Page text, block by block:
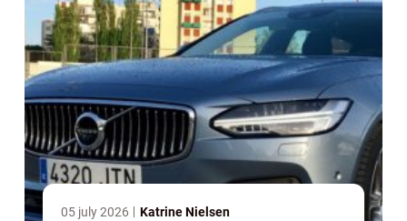
05 july 2026 Katrine Nielsen